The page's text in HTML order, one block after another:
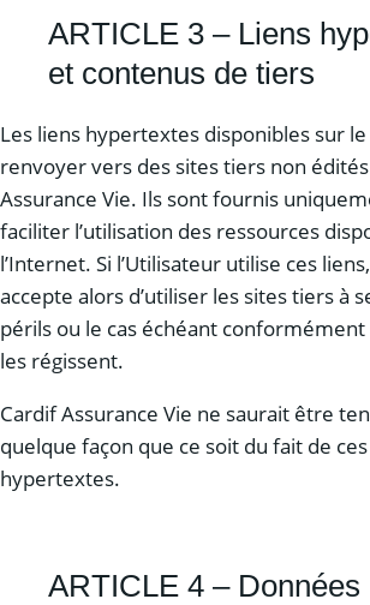
ARTICLE 3 – Liens
et contenus de tiers
Les liens hypertextes disponibles sur
renvoyer vers des sites tiers non
Assurance Vie. Ils sont fournis
faciliter l’utilisation des ressources
l’Internet. Si l’Utilisateur utilise ces
accepte alors d’utiliser les sites tiers à
périls ou le cas échéant
les régissent.
Cardif Assurance Vie ne saurait être
quelque façon que ce soit du fait de
hypertextes.
ARTICLE 4 – Données